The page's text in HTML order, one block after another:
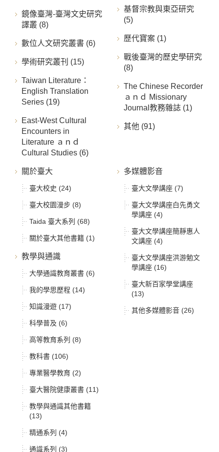
基督宗教與東亞研究
(5)
鏡像臺灣-臺灣文史研究
譯叢 (8)
歷代寶案 (1)
數位人文研究叢書 (6)
戰後臺灣的歷史學研究
(8)
學術研究叢刊 (15)
Taiwan Literature：
English Translation
Series (19)
The Chinese Recorder
ａｎｄ Missionary
Journal教務雜誌 (1)
East-West Cultural
Encounters in
Literature ａｎｄ
Cultural Studies (6)
其他 (91)
關於臺大
臺大校史 (24)
臺大校園漫步 (8)
Taida 臺大系列 (68)
關於臺大其他書籍 (1)
多媒體影音
臺大文學講座 (7)
臺大文學講座白先勇文
學講座 (4)
臺大文學講座簡靜惠人
文講座 (4)
臺大文學講座洪游勉文
學講座 (16)
臺大新百家學堂講座
(13)
其他多媒體影音 (26)
教學與通識
大學通識教育叢書 (6)
我的學思歷程 (14)
知識漫遊 (17)
科學普及 (6)
高等教育系列 (8)
教科書 (106)
專業醫學教育 (2)
臺大醫院健康叢書 (11)
教學與通識其他書籍
(13)
精通系列 (4)
通識系列 (3)